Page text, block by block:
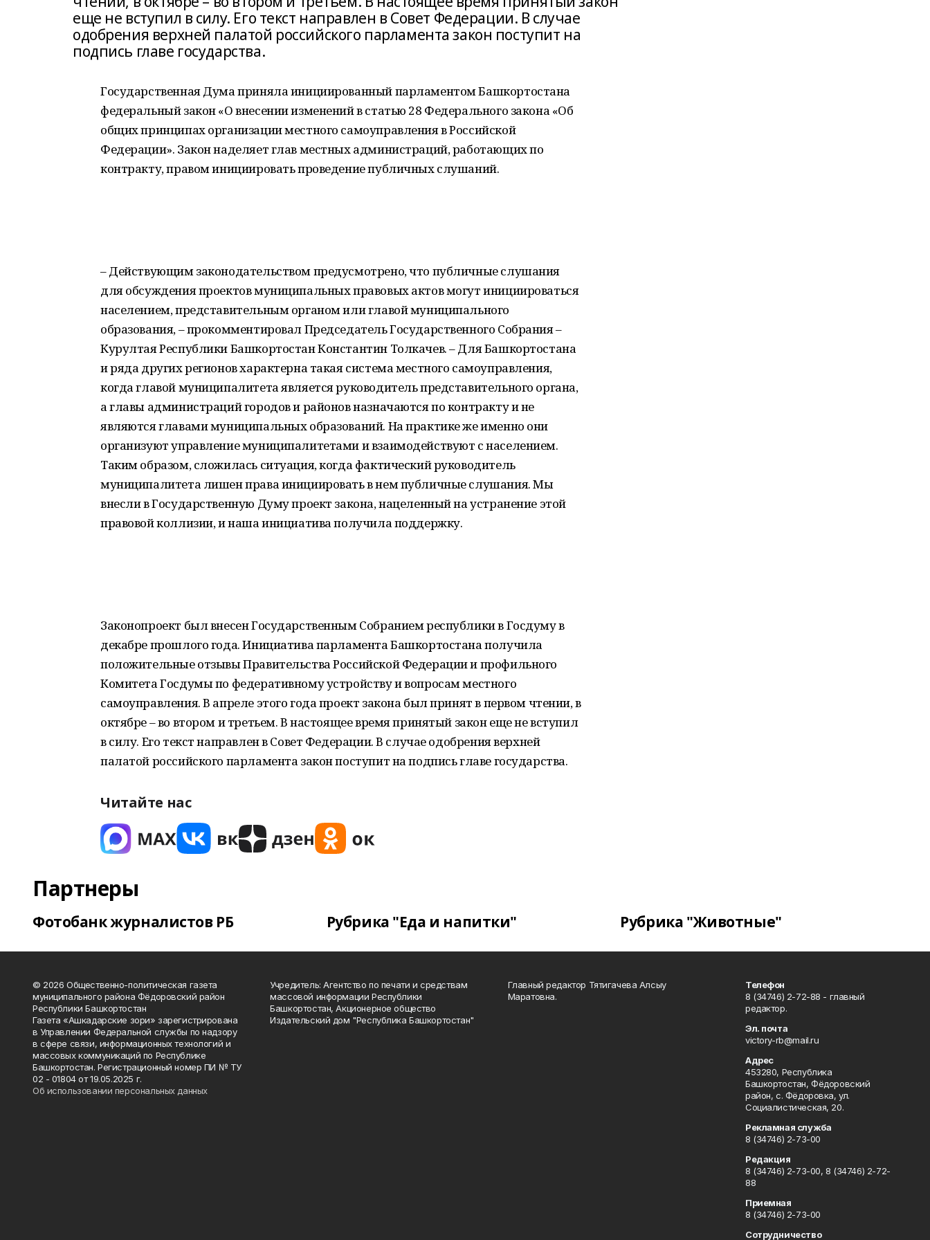
еще не вступил в силу. Его текст направлен в Совет Федерации. В случае
одобрения верхней палатой российского парламента закон поступит на
подпись главе государства.
Государственная Дума приняла инициированный парламентом Башкортостана
федеральный закон «О внесении изменений в статью 28 Федерального закона «Об
общих принципах организации местного самоуправления в Российской
Федерации». Закон наделяет глав местных администраций, работающих по
контракту, правом инициировать проведение публичных слушаний.
– Действующим законодательством предусмотрено, что публичные слушания
для обсуждения проектов муниципальных правовых актов могут инициироваться
населением, представительным органом или главой муниципального
образования, – прокомментировал Председатель Государственного Собрания –
Курултая Республики Башкортостан Константин Толкачев. – Для Башкортостана
и ряда других регионов характерна такая система местного самоуправления,
когда главой муниципалитета является руководитель представительного органа,
а главы администраций городов и районов назначаются по контракту и не
являются главами муниципальных образований. На практике же именно они
организуют управление муниципалитетами и взаимодействуют с населением.
Таким образом, сложилась ситуация, когда фактический руководитель
муниципалитета лишен права инициировать в нем публичные слушания. Мы
внесли в Государственную Думу проект закона, нацеленный на устранение этой
правовой коллизии, и наша инициатива получила поддержку.
Законопроект был внесен Государственным Собранием республики в Госдуму в
декабре прошлого года. Инициатива парламента Башкортостана получила
положительные отзывы Правительства Российской Федерации и профильного
Комитета Госдумы по федеративному устройству и вопросам местного
самоуправления. В апреле этого года проект закона был принят в первом чтении, в
октябре – во втором и третьем. В настоящее время принятый закон еще не вступил
в силу. Его текст направлен в Совет Федерации. В случае одобрения верхней
палатой российского парламента закон поступит на подпись главе государства.
Читайте нас
Партнеры
Фотобанк журналистов РБ Рубрика "Еда и напитки" Рубрика "Животные"
© 2026 Общественно-политическая газета
муниципального района Фёдоровский район
Республики Башкортостан
Газета «Ашкадарские зори» зарегистрирована
в Управлении Федеральной службы по надзору
в сфере связи, информационных технологий и
массовых коммуникаций по Республике
Башкортостан. Регистрационный номер ПИ № ТУ
02 - 01804 от 19.05.2025 г.
Об использовании персональных данных
Учредитель: Агентство по печати и средствам
массовой информации Республики
Башкортостан, Акционерное общество
Издательский дом "Республика Башкортостан"
Главный редактор Тятигачева Алсыу
Маратовна.
Телефон
8 (34746) 2-72-88 - главный
редактор.
Эл. почта
victory-rb@mail.ru
Адрес
453280, Республика
Башкортостан, Фёдоровский
район, с. Фёдоровка, ул.
Социалистическая, 20.
Рекламная служба
8 (34746) 2-73-00
Редакция
8 (34746) 2-73-00, 8 (34746) 2-72-
88
Приемная
8 (34746) 2-73-00
Сотрудничество